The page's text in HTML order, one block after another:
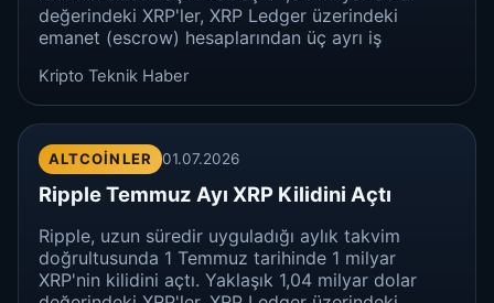
değerindeki XRP'ler, XRP Ledger üzerindeki
emanet (escrow) hesaplarından üç ayrı iş
Kripto Teknik Haber
ALTCOINLER 01.07.2026
Ripple Temmuz Ayı XRP Kilidini Açtı
Ripple, uzun süredir uyguladığı aylık takvim
doğrultusunda 1 Temmuz tarihinde 1 milyar
XRP'nin kilidini açtı. Yaklaşık 1,04 milyar dolar